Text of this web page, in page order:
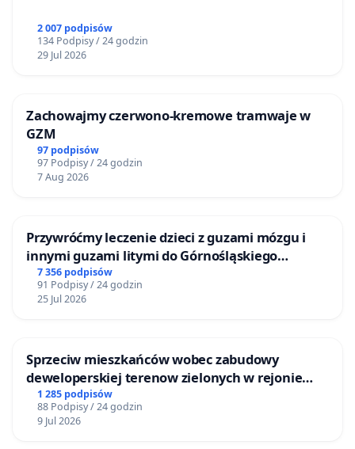
2 007 podpisów
134 Podpisy / 24 godzin
29 Jul 2026
Zachowajmy czerwono-kremowe tramwaje w
GZM
97 podpisów
97 Podpisy / 24 godzin
7 Aug 2026
Przywróćmy leczenie dzieci z guzami mózgu i
innymi guzami litymi do Górnośląskiego
Centrum Zdrowia Dziecka w Katowicach
7 356 podpisów
91 Podpisy / 24 godzin
25 Jul 2026
Sprzeciw mieszkańców wobec zabudowy
deweloperskiej terenow zielonych w rejonie
Bulwarów Straceńskich w Bielsku-Białej
1 285 podpisów
88 Podpisy / 24 godzin
9 Jul 2026